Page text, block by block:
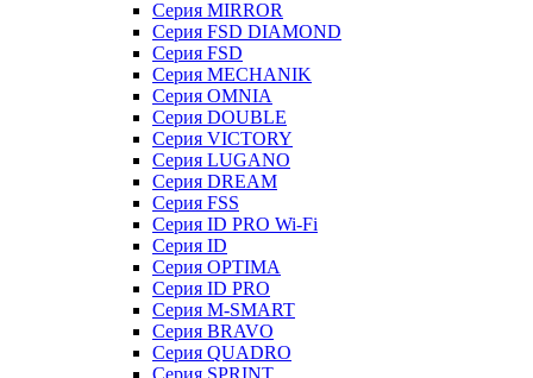
Серия MIRROR
Серия FSD DIAMOND
Серия FSD
Серия MECHANIK
Серия OMNIA
Серия DOUBLE
Серия VICTORY
Серия LUGANO
Серия DREAM
Серия FSS
Серия ID PRO Wi-Fi
Серия ID
Серия OPTIMA
Серия ID PRO
Серия M-SMART
Серия BRAVO
Серия QUADRO
Серия SPRINT